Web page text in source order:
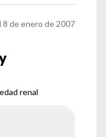
8 de enero de 2007
renal